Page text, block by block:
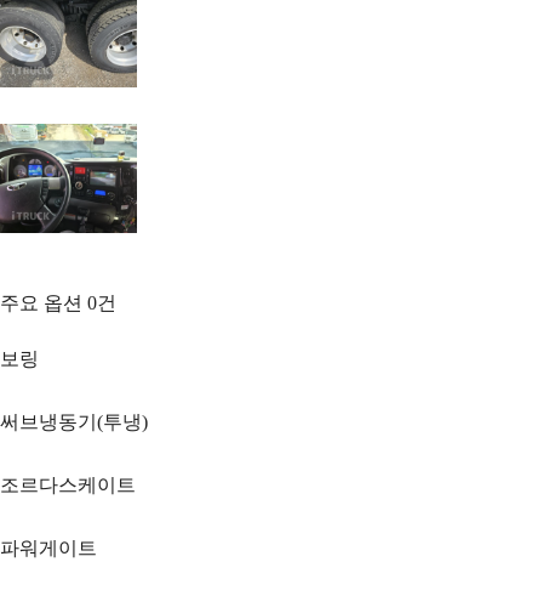
주요 옵션 0건
보링
써브냉동기(투냉)
조르다스케이트
파워게이트